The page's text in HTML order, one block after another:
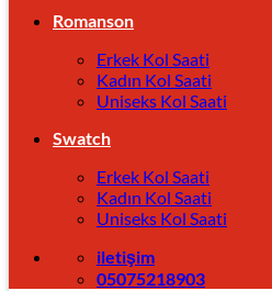
Romanson
Erkek Kol Saati
Kadın Kol Saati
Uniseks Kol Saati
Swatch
Erkek Kol Saati
Kadın Kol Saati
Uniseks Kol Saati
iletişim
05075218903